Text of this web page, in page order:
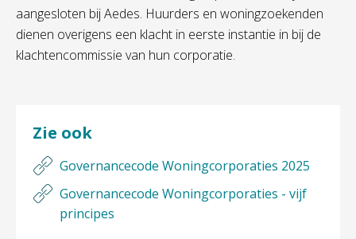
aangesloten bij Aedes. Huurders en woningzoekenden
dienen overigens een klacht in eerste instantie in bij de
klachtencommissie van hun corporatie.
Zie ook
Governancecode Woningcorporaties 2025
Governancecode Woningcorporaties - vijf
principes